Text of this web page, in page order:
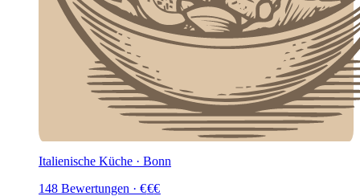
Italienische Küche · Bonn
148 Bewertungen · €€€